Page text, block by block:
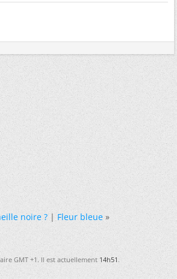
noire ?|Fleur bleue »
GMT +1. Il est actuellement14h51.